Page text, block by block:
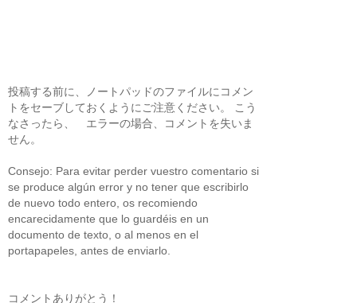
投稿する前に、ノートパッドのファイルにコメン
トをセーブしておくようにご注意ください。 こう
なさったら、 エラーの場合、コメントを失いま
せん。
Consejo: Para evitar perder vuestro comentario si
se produce algún error y no tener que escribirlo
de nuevo todo entero, os recomiendo
encarecidamente que lo guardéis en un
documento de texto, o al menos en el
portapapeles, antes de enviarlo.
コメントありがとう！